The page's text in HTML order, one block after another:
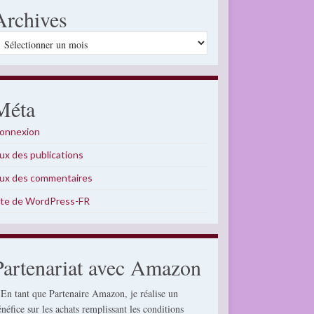
des publications
des commentaires
de WordPress-FR
avec Amazon
tant que Partenaire Amazon, je réalise un
sur les achats remplissant les conditions